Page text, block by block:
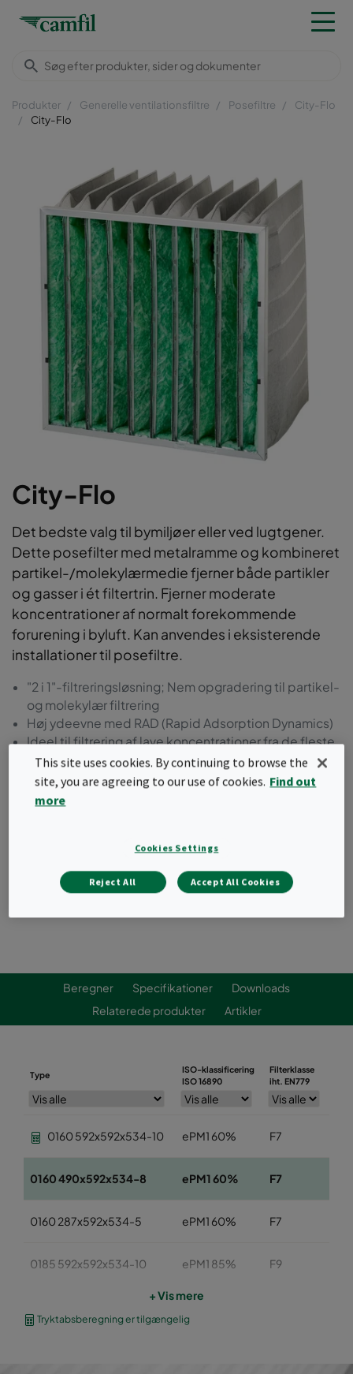
Produkter Generelle ventilationsfiltre Posefiltre
City-Flo
City-Flo
City-Flo
Det bedste valg til bymiljøer eller ved lugtgener.
Dette posefilter med metalramme og kombineret
partikel-/molekylærmedie fjerner både partikler
og gasser i ét filtertrin. Fjerner moderate
koncentrationer af normalt forekommende
forurening i byluft. Kan anvendes i eksisterende
installationer til posefiltre.
"2 i 1"-filtreringsløsning; Nem opgradering til partikel-
og molekylær filtrering
Høj ydeevne med RAD (Rapid Adsorption Dynamics)
Ideel til filtrering af lave koncentrationer fra de fleste
eksterne og interne forureningskilder
Robust HF-metalramme
Klassificeret iht. ISO 10121-3
Beregner Specifikationer
Downloads
Relaterede produkter
Artikler
Type
ISO-klassificering
ISO 16890
Filterklasse
iht. EN779
0160 592x592x534-10 ePM1 60% F7
0160 490x592x534-8 ePM1 60% F7
0160 287x592x534-5 ePM1 60% F7
0185 592x592x534-10 ePM1 85% F9
+ Vis mere
Tryktabsberegning er tilgængelig
This site uses cookies. By continuing to browse the
site, you are agreeing to our use of cookies. Find out
more
Cookies Settings
Reject All Accept All Cookies